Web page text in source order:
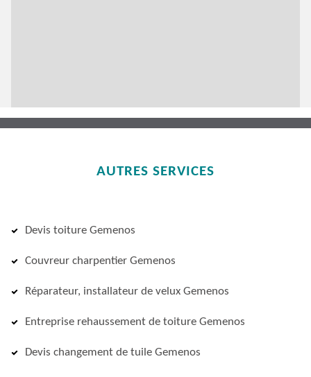
AUTRES SERVICES
Devis toiture Gemenos
Couvreur charpentier Gemenos
Réparateur, installateur de velux Gemenos
Entreprise rehaussement de toiture Gemenos
Devis changement de tuile Gemenos